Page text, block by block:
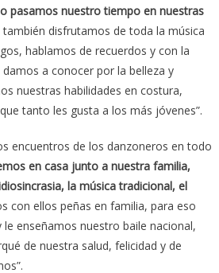
pasamos nuestro tiempo en nuestras
también disfrutamos de toda la música
hablamos de recuerdos y con la
a conocer por la belleza y
nuestras habilidades en costura,
tanto les gusta a los más jóvenes”.
encuentros de los danzoneros en todo
en casa junto a nuestra familia,
la música tradicional, el
con ellos peñas en familia, para eso
enseñamos nuestro baile nacional,
de nuestra salud, felicidad y de